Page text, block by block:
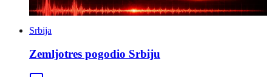
Srbija
Zemljotres pogodio Srbiju